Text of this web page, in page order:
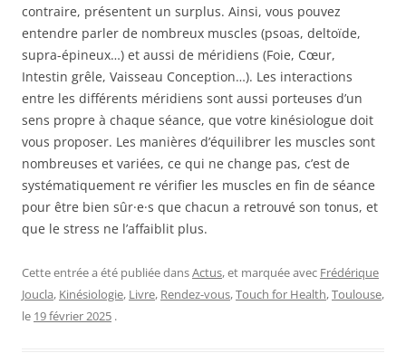
contraire, présentent un surplus. Ainsi, vous pouvez
entendre parler de nombreux muscles (psoas, deltoïde,
supra-épineux…) et aussi de méridiens (Foie, Cœur,
Intestin grêle, Vaisseau Conception…). Les interactions
entre les différents méridiens sont aussi porteuses d’un
sens propre à chaque séance, que votre kinésiologue doit
vous proposer. Les manières d’équilibrer les muscles sont
nombreuses et variées, ce qui ne change pas, c’est de
systématiquement re vérifier les muscles en fin de séance
pour être bien sûr·e·s que chacun a retrouvé son tonus, et
que le stress ne l’affaiblit plus.
Cette entrée a été publiée dansActus, et marquée avec Frédérique
Joucla, Kinésiologie, Livre, Rendez-vous,Touch for Health,Toulouse,
le 19 février 2025 .